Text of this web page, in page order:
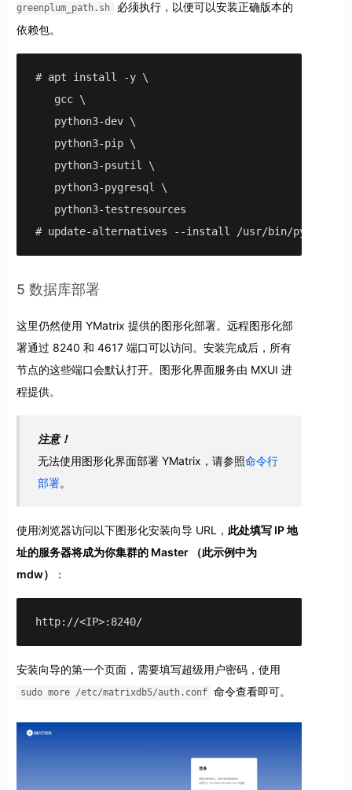
greenplum_path.sh
必须执行，以便可以安装正确版本的
依赖包。
# apt install -y \
   gcc \
   python3-dev \
   python3-pip \
   python3-psutil \
   python3-pygresql \
   python3-testresources
# update-alternatives --install /usr/bin/python
5 数据库部署
这里仍然使用 YMatrix 提供的图形化部署。远程图形化部
署通过 8240 和 4617 端口可以访问。安装完成后，所有
节点的这些端口会默认打开。图形化界面服务由 MXUI 进
程提供。
注意！
无法使用图形化界面部署 YMatrix，请参照命令行
部署。
使用浏览器访问以下图形化安装向导 URL， 此处填写 IP 地
址的服务器将成为你集群的 Master （此示例中为
mdw）
：
http://<IP>:8240/
安装向导的第一个页面，需要填写超级用户密码，使用
sudo more /etc/matrixdb5/auth.conf 命令查看即可。